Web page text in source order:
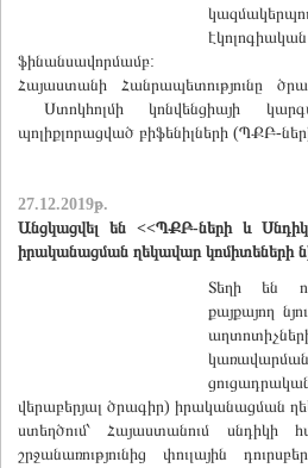
ֆինանսավորմամբ:
Հայաստանի Հանրապետությունը
Ստոկհոլմի կոնվենցիայի
պոլիքլորացված բիֆենիլների (ՊՔԲ-
27.12.2019թ.
Անցկացվել են <<ՊՔԲ-ների և
իրականացման ղեկավար կոմիտեների
Տեղի են
քայքայող
վերաբերյալ ծրագիր) իրականացման
ստեղծում՝ Հայաստանում սնդիկի
շրջանառությունից փուլային